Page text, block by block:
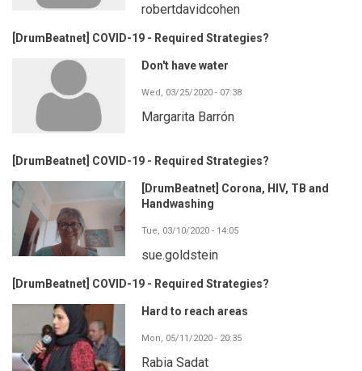
robertdavidcohen
[DrumBeatnet] COVID-19 - Required Strategies?
Don't have water
Wed, 03/25/2020 - 07:38
Margarita Barrón
[DrumBeatnet] COVID-19 - Required Strategies?
[DrumBeatnet] Corona, HIV, TB and
Handwashing
Tue, 03/10/2020 - 14:05
sue.goldstein
[DrumBeatnet] COVID-19 - Required Strategies?
Hard to reach areas
Mon, 05/11/2020 - 20:35
Rabia Sadat